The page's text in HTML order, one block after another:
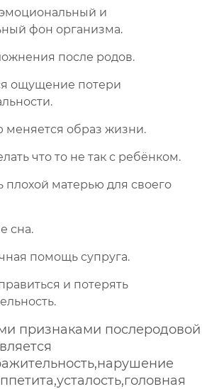
и
фон организма.
после родов.
ощущение потери
меняется образ жизни.
что то не так с ребёнком.
плохой матерью для своего
сна.
помощь супруга.
и потерять
признаками послеродовой